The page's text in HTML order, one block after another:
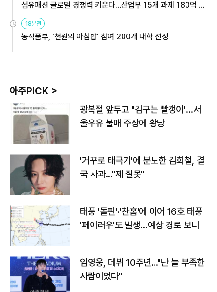
섬유패션 글로벌 경쟁력 키운다…산업부 15개 과제 180억 지
원
18분전
농식품부, '천원의 아침밥' 참여 200개 대학 선정
아주PICK >
광복절 앞두고 "김구는 빨갱이"…서
울우유 불매 주장에 황당
'거꾸로 태극기'에 분노한 김희철, 결
국 사과…"제 잘못"
태풍 '돌핀'·'찬홈'에 이어 16호 태풍
'페이러우'도 발생…예상 경로 보니
임영웅, 데뷔 10주년…"난 늘 부족한
사람이었다"